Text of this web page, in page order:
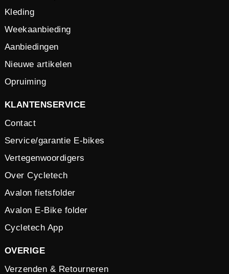
Kleding
Weekaanbieding
Aanbiedingen
Nieuwe artikelen
Opruiming
KLANTENSERVICE
Contact
Service/garantie E-bikes
Vertegenwoordigers
Over Cycletech
Avalon fietsfolder
Avalon E-Bike folder
Cycletech App
OVERIGE
Verzenden & Retourneren